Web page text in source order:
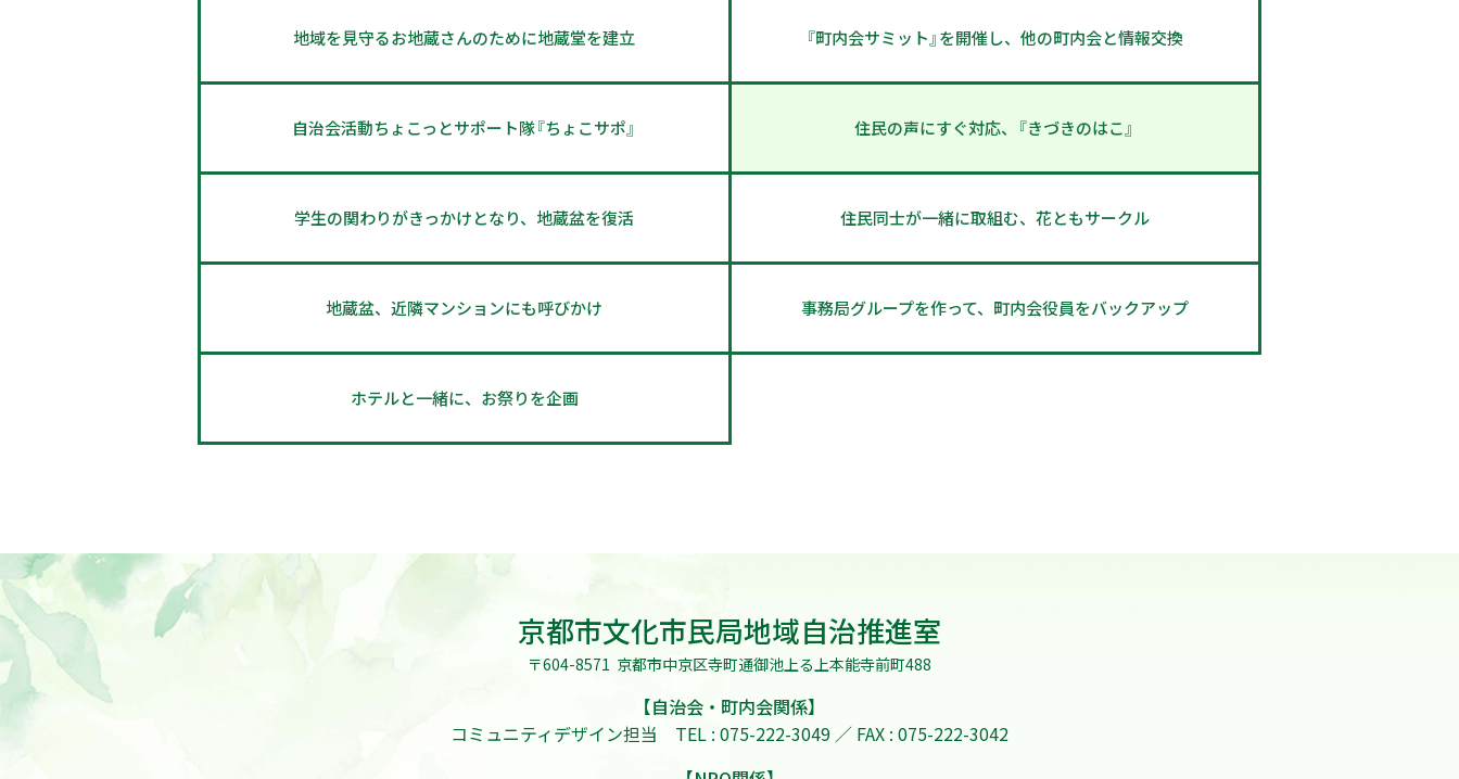
地域を見守るお地蔵さんのために地蔵堂を建立 『町内会サミット』を開催し、他の町内会と情報交換
自治会活動ちょこっとサポート隊『ちょこサポ』 住民の声にすぐ対応、『きづきのはこ』
学生の関わりがきっかけとなり、地蔵盆を復活 住民同士が一緒に取組む、花ともサークル
地蔵盆、近隣マンションにも呼びかけ 事務局グループを作って、町内会役員をバックアップ
ホテルと一緒に、お祭りを企画
京都市文化市民局地域自治推進室
〒604-8571 京都市中京区寺町通御池上る上本能寺前町488
【自治会・町内会関係】
コミュニティデザイン担当 TEL : 075-222-3049 ／ FAX : 075-222-3042